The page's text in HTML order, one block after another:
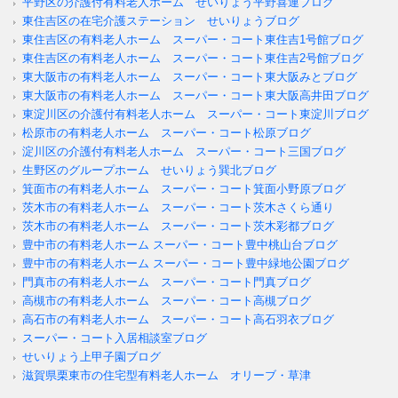
東住吉区の在宅介護ステーション せいりょうブログ
東住吉区の有料老人ホーム スーパー・コート東住吉1号館ブログ
東住吉区の有料老人ホーム スーパー・コート東住吉2号館ブログ
東大阪市の有料老人ホーム スーパー・コート東大阪みとブログ
東大阪市の有料老人ホーム スーパー・コート東大阪高井田ブログ
東淀川区の介護付有料老人ホーム スーパー・コート東淀川ブログ
松原市の有料老人ホーム スーパー・コート松原ブログ
淀川区の介護付有料老人ホーム スーパー・コート三国ブログ
生野区のグループホーム せいりょう巽北ブログ
箕面市の有料老人ホーム スーパー・コート箕面小野原ブログ
茨木市の有料老人ホーム スーパー・コート茨木さくら通り
茨木市の有料老人ホーム スーパー・コート茨木彩都ブログ
豊中市の有料老人ホーム スーパー・コート豊中桃山台ブログ
豊中市の有料老人ホーム スーパー・コート豊中緑地公園ブログ
門真市の有料老人ホーム スーパー・コート門真ブログ
高槻市の有料老人ホーム スーパー・コート高槻ブログ
高石市の有料老人ホーム スーパー・コート高石羽衣ブログ
スーパー・コート入居相談室ブログ
せいりょう上甲子園ブログ
滋賀県栗東市の住宅型有料老人ホーム オリーブ・草津